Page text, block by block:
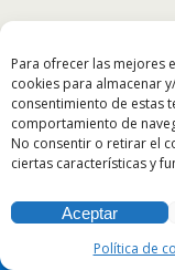
Para ofrecer las mejores
cookies para almacenar
consentimiento de estas
comportamiento de
No consentir o retirar el
ciertas características y
Aceptar
Política de